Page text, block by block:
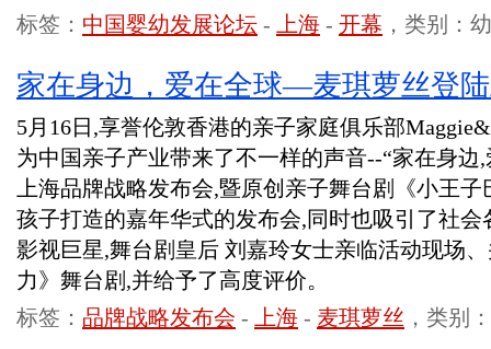
标签： 中国婴幼发展论坛 - 上海 - 开幕 ，类别：
家在身边，爱在全球—麦琪萝丝登
5月16日,享誉伦敦香港的亲子家庭俱乐部
为中国亲子产业带来了不一样的声音--“家在身边,
上海品牌战略发布会,暨原创亲子舞台剧《小王
孩子打造的嘉年华式的发布会,同时也吸引了社
影视巨星,舞台剧皇后 刘嘉玲女士亲临活动现场
力》舞台剧,并给予了高度评价。
标签： 品牌战略发布会 - 上海 - 麦琪萝丝 ，类别